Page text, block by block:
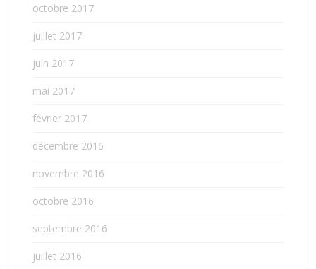
octobre 2017
juillet 2017
juin 2017
mai 2017
février 2017
décembre 2016
novembre 2016
octobre 2016
septembre 2016
juillet 2016